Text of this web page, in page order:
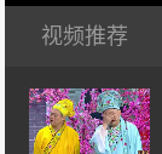
视频推荐